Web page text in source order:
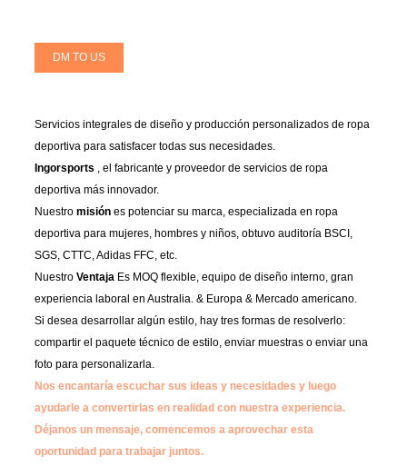
DM TO US
Servicios integrales de diseño y producción personalizados de ropa
deportiva para satisfacer todas sus necesidades.
Ingorsports
, el fabricante y proveedor de servicios de ropa
deportiva más innovador.
Nuestromisiónes potenciar su marca, especializada en ropa
deportiva para mujeres, hombres y niños, obtuvo auditoría BSCI,
SGS, CTTC, Adidas FFC, etc.
NuestroVentaja Es MOQ flexible, equipo de diseño interno, gran
experiencia laboral en Australia. & Europa & Mercado americano.
Si desea desarrollar algún estilo, hay tres formas de resolverlo:
compartir el paquete técnico de estilo, enviar muestras o enviar una
foto para personalizarla.
Nos encantaría escuchar sus ideas y necesidades y luego
ayudarle a convertirlas en realidad con nuestra experiencia.
Déjanos un mensaje, comencemos a aprovechar esta
oportunidad para trabajar juntos.